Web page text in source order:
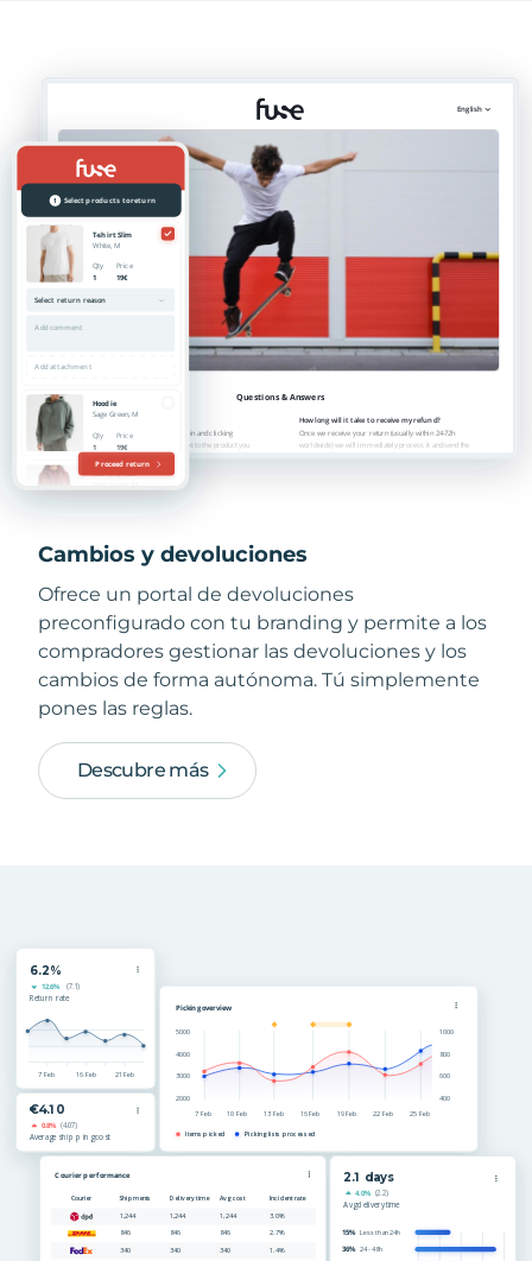
Cambios y devoluciones
Ofrece un portal de devoluciones
preconfigurado con tu branding y permite a los
compradores gestionar las devoluciones y los
cambios de forma autónoma. Tú simplemente
pones las reglas.
Descubre más